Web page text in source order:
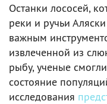
Останки лососей,
реки и ручьи
важным
извлеченной из
рыбу, ученые
состояние
исследования